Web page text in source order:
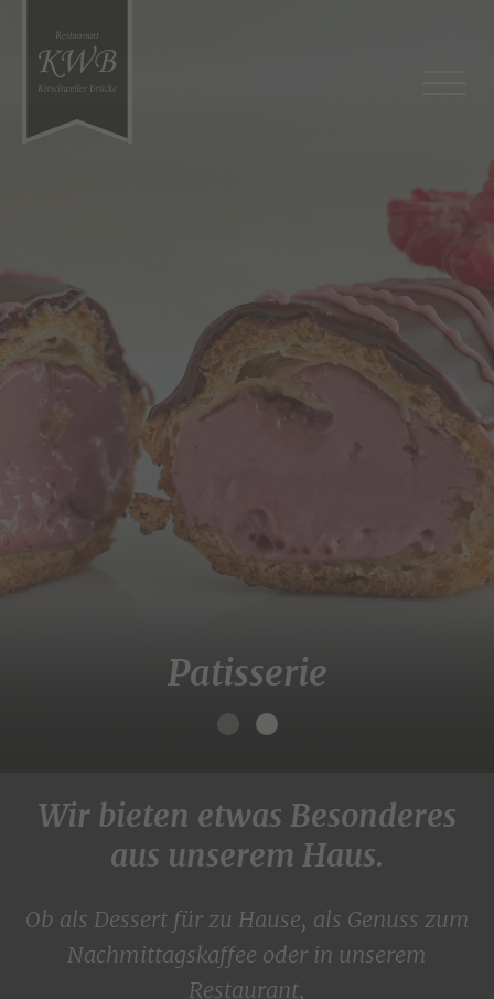
Patisserie
Wir bieten etwas Besonderes
aus unserem Haus.
Ob als Dessert für zu Hause, als Genuss zum
Nachmittagskaffee oder in unserem
Restaurant,